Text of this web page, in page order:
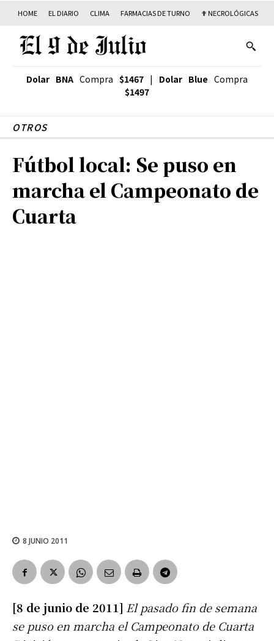
HOME EL DIARIO CLIMA FARMACIAS DE TURNO ✟ NECROLÓGICAS
Dolar BNA Compra $1467 | Dolar Blue Compra
$1497
OTROS
Fútbol local: Se puso en
marcha el Campeonato de
Cuarta
8 JUNIO 2011
[8 de junio de 2011] El pasado fin de semana
se puso en marcha el Campeonato de Cuarta